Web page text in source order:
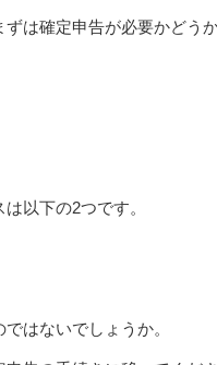
は確定申告が必要かどう
以下の2つです。
はないでしょうか。